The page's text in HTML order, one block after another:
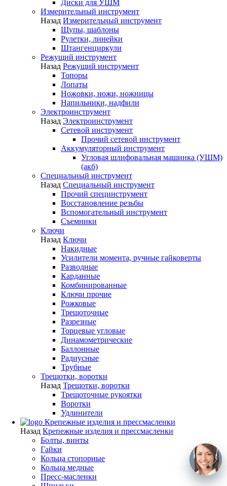
Диски для УШМ
Измерительный инструмент
Назад Измерительный инструмент
Щупы, шаблоны
Рулетки, линейки
Штангенциркули
Режущий инструмент
Назад Режущий инструмент
Топоры
Лопаты
Ножовки, ножи, ножницы
Напильники, надфили
Электроинструмент
Назад Электроинструмент
Сетевой инструмент
Прочий сетевой инструмент
Аккумуляторный инструмент
Угловая шлифовальная машинка (УШМ)
(акб)
Специальный инструмент
Назад Специальный инструмент
Прочий специнструмент
Восстановление резьбы
Вспомогательный инструмент
Съемники
Ключи
Назад Ключи
Накидные
Усилители момента, ручные гайковерты
Разводные
Карданные
Комбинированные
Ключи прочие
Рожковые
Трещоточные
Разрезные
Торцевые угловые
Динамометрические
Баллонные
Радиусные
Трубные
Трещотки, воротки
Назад Трещотки, воротки
Трещоточные рукоятки
Воротки
Удлинители
Крепежные изделия и прессмасленки
Назад Крепежные изделия и прессмасленки
Болты, винты
Гайки
Кольца стопорные
Кольца медные
Пресс-масленки